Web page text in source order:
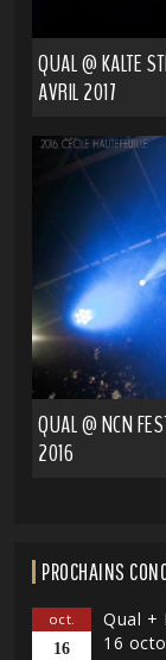
QUAL @ KALTE
AVRIL 2017
QUAL @ NCN
2016
PROCHAINS
oct.
16
Qual +
16